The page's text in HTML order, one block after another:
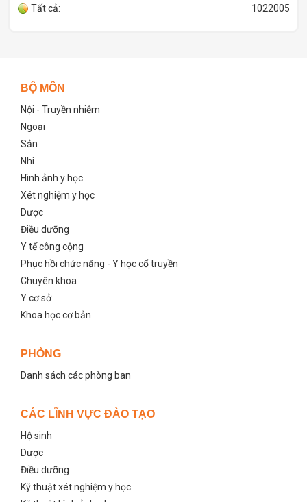
Tất cả:
1022005
BỘ MÔN
Nội - Truyền nhiễm
Ngoại
Sản
Nhi
Hình ảnh y học
Xét nghiệm y học
Dược
Điều dưỡng
Y tế công cộng
Phục hồi chức năng - Y học cổ truyền
Chuyên khoa
Y cơ sở
Khoa học cơ bản
PHÒNG
Danh sách các phòng ban
CÁC LĨNH VỰC ĐÀO TẠO
Hộ sinh
Dược
Điều dưỡng
Kỹ thuật xét nghiệm y học